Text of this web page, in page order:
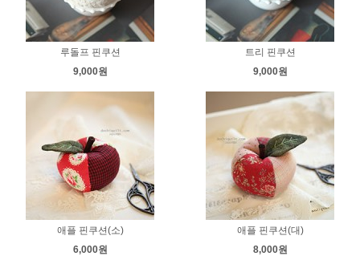
루돌프 핀쿠션
9,000원
트리 핀쿠션
9,000원
애플 핀쿠션(소)
6,000원
애플 핀쿠션(대)
8,000원